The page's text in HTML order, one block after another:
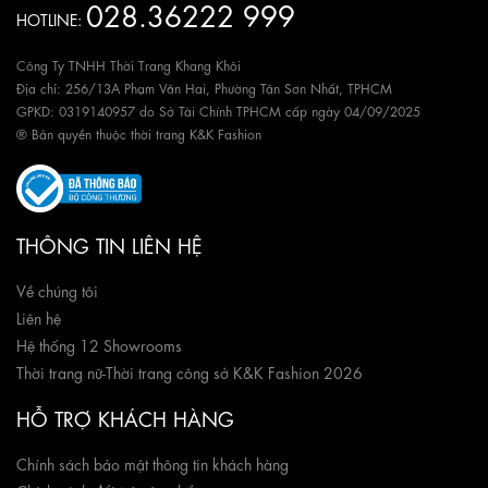
HOTLINE: 028.36222 999
Công Ty TNHH Thời Trang Khang Khôi
Địa chỉ: 256/13A Phạm Văn Hai, Phường Tân Sơn Nhất, TPHCM
GPKD: 0319140957 do Sở Tài Chính TPHCM cấp ngày 04/09/2025
® Bản quyền thuộc thời trang K&K Fashion
THÔNG TIN LIÊN HỆ
Về chúng tôi
Liên hệ
Hệ thống 12 Showrooms
Thời trang nữ-Thời trang công sở K&K Fashion 2026
HỖ TRỢ KHÁCH HÀNG
Chính sách bảo mật thông tin khách hàng